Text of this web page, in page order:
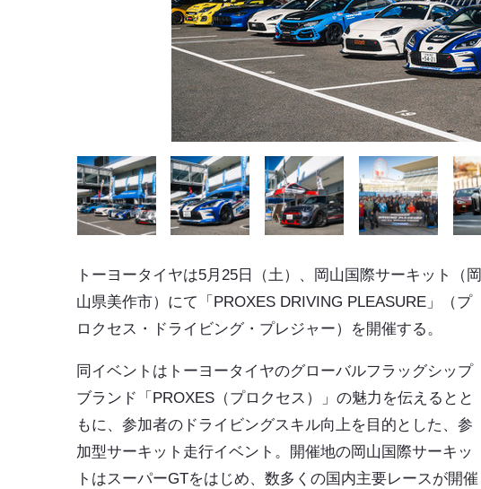
トーヨータイヤは5月25日（土）、 岡山国際サーキット
（岡
山県美作市）にて
「PROXES DRIVING PLEASURE」（プ
ロクセス・ドライビング・プレジャー）を開催する。
同イベントはトーヨータイヤのグローバルフラッグシップ
ブランド「PROXES（プロクセス）」の魅力を伝えるとと
もに、参加者のドライビングスキル向上を目的とした、参
加型サーキット走行イベント。開催地の岡山国際サーキッ
トはスーパーGTをはじめ、数多くの国内主要レースが開催